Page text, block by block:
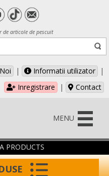
articole de pescuit
| Informatii utilizator
|
Inregistrare
| Contact
MENU
PRODUCTS